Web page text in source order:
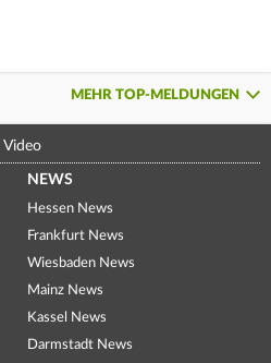
MEHR TOP-MELDUNGEN
Video
NEWS
Hessen News
Frankfurt News
Wiesbaden News
Mainz News
Kassel News
Darmstadt News